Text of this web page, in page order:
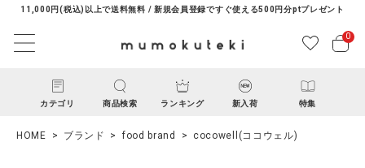
11,000円(税込)以上で送料無料 / 新規会員登録ですぐ使える500円分ptプレゼント
0
カテゴリ 商品検索 ランキング 新入荷 特集
HOME ブランド food brand cocowell(ココウェル)